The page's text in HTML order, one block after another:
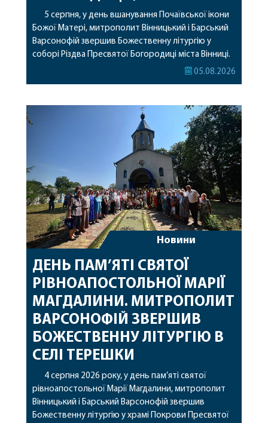
5 серпня, у день вшанування Почаївської ікони
Божої Матері, митрополит Вінницький і Барський
Варсонофій звершив Божественну літургію у
соборі Різдва Пресвятої Богородиці міста Вінниці.
Його Високопреосвященству співслужили
священному сані. Під час богослужіння підносилися
особливі молитви за мир в Україні, за воїнів, які
05.08.2026
Новини
ДЕНЬ ПАМ’ЯТІ СВЯТОЇ
РІВНОАПОСТОЛЬНОЇ МАРІЇ
МАГДАЛИНИ. МИТРОПОЛИТ
ВАРСОНОФІЙ ЗВЕРШИВ
БОЖЕСТВЕННУ ЛІТУРГІЮ В
СЕЛІ ТЕРЕШКИ
4 серпня 2026 року, у день пам’яті святої
рівноапостольної Марії Магдалини, митрополит
Вінницький і Барський Варсонофій звершив
Божественну літургію у храмі Покрови Пресвятої